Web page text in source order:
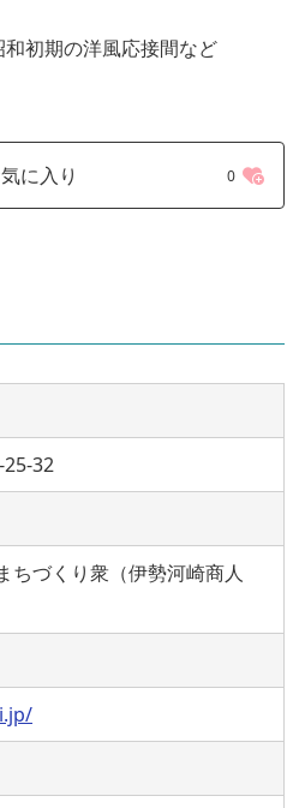
初期の洋風応接間など
に入り 0
32
ちづくり衆（伊勢河崎商人